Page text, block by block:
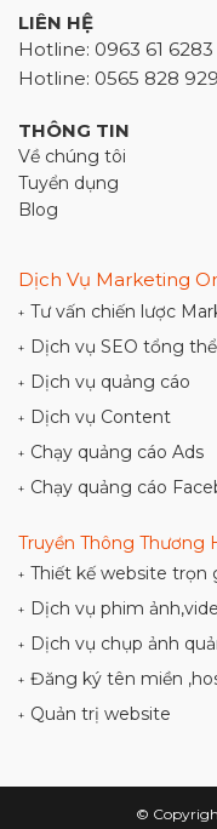
LIÊN HỆ
Hotline: 0963 61 6283
Hotline: 0565 828 929
THÔNG TIN
Về chúng tôi
Tuyển dụng
Blog
Dịch Vụ Marketing
+ Tư vấn chiến lược
+ Dịch vụ SEO tổng thể
+ Dịch vụ quảng cáo
+ Dịch vụ Content
+ Chạy quảng cáo Ads
+ Chạy quảng cáo
Truyền Thông Thương
+ Thiết kế website trọn
+ Dịch vụ phim
+ Dịch vụ chụp ảnh
+ Đăng ký tên miền
+ Quản trị website
©